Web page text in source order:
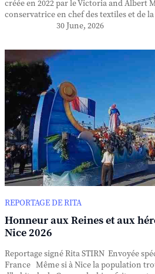
créée en 2022 par le Victoria and Albert
conservatrice en chef des textiles et de
30 June, 2026
REPORTAGE DE RITA
Honneur aux Reines et aux
Nice 2026
Reportage signé Rita STIRN Envoyée
France Même si à Nice la population